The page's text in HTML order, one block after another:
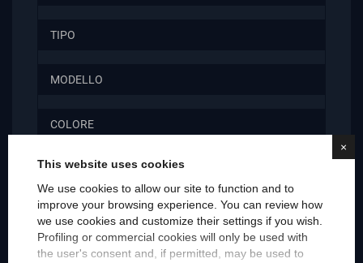
×
This website uses cookies
We use cookies to allow our site to function and to
improve your browsing experience. You can review how
we use cookies and customize their settings if you wish.
Profiling or commercial cookies will only be used with
the user's consent and, if permitted, may be used to
TIPO
MODELLO
COLORE
BRAND (Marca)
MARCA COMPATIBILE
MODELLO COMPATIBILE